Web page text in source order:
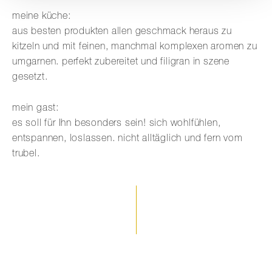
meine küche:
aus besten produkten allen geschmack heraus zu
kitzeln und mit feinen, manchmal komplexen aromen zu
umgarnen. perfekt zubereitet und filigran in szene
gesetzt.
mein gast:
es soll für Ihn besonders sein! sich wohlfühlen,
entspannen, loslassen. nicht alltäglich und fern vom
trubel.